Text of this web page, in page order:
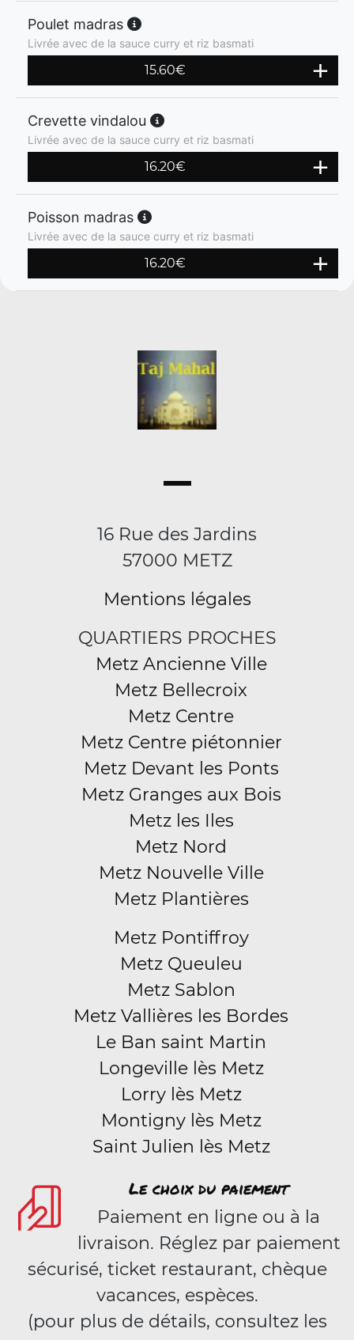
Poulet madras
Livrée avec de la sauce curry et riz basmati
15.60€
Crevette vindalou
Livrée avec de la sauce curry et riz basmati
16.20€
Poisson madras
Livrée avec de la sauce curry et riz basmati
16.20€
16 Rue des Jardins
57000 METZ
Mentions légales
QUARTIERS PROCHES
Metz Ancienne Ville
Metz Bellecroix
Metz Centre
Metz Centre piétonnier
Metz Devant les Ponts
Metz Granges aux Bois
Metz les Iles
Metz Nord
Metz Nouvelle Ville
Metz Plantières
Metz Pontiffroy
Metz Queuleu
Metz Sablon
Metz Vallières les Bordes
Le Ban saint Martin
Longeville lès Metz
Lorry lès Metz
Montigny lès Metz
Saint Julien lès Metz
Le choix du paiement
Paiement en ligne ou à la
livraison. Réglez par paiement
sécurisé, ticket restaurant, chèque
vacances, espèces.
(pour plus de détails, consultez les